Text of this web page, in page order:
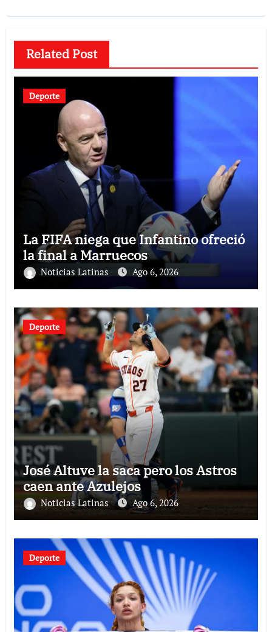
Related Post
Deporte
La FIFA niega que Infantino ofreció
la final a Marruecos
Noticias Latinas Ago 6, 2026
Deporte
José Altuve la saca pero los Astros
caen ante Azulejos
Noticias Latinas Ago 6, 2026
Deporte